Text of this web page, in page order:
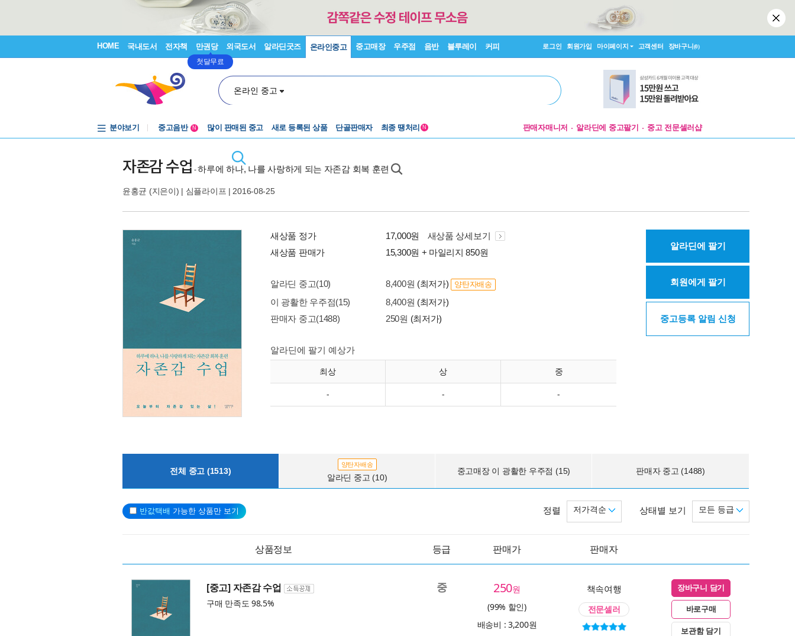
HOME 국내도서 전자책 만권당
첫달무료
외국도서 알라딘굿즈 온라인중고 중고매장 우주점 음반 블루레이 커피 로그인 회원가입 마이페이지 고객센터 장바구니(0)
온라인 중고
분야보기
중고음반
중고음반
N 많이 판매된 중고 새로 등록된 상품 단골판매자 최종 땡처리 N 판매자매니저 알라딘에 중고팔기 중고 전문셀러샵
자존감 수업 -하루에 하나, 나를 사랑하게 되는 자존감 회복 훈련
윤홍균 (지은이) | 심플라이프 | 2016-08-25
새상품 정가 17,000원
새상품 상세보기
새상품 판매가
15,300원 + 마일리지 850원
알라딘 중고(10) 8,400원 (최저가) 양탄자배송
이 광활한 우주점(15) 8,400원 (최저가)
판매자 중고(1488)
250원 (최저가)
알라딘에 팔기 예상가
최상 상 중
- - -
알라딘에 팔기
회원에게 팔기
중고등록 알림 신청
전체 중고 (1513)
양탄자배송
알라딘 중고 (10)
중고매장 이 광활한 우주점 (15) 판매자 중고 (1488)
반값택배 가능한 상품만 보기 상태별 보기 모든 등급
정렬 저가격순
상품정보 등급 판매가 판매자
[중고] 자존감 수업
구매 만족도 98.5%
중 250원
(99% 할인)
배송비 : 3,200원
책속여행
전문셀러
장바구니 담기
바로구매
보관함 담기